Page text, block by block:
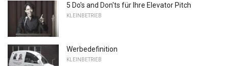
5 Do's and Don'ts für Ihre Elevator Pitch
KLEINBETRIEB
Werbedefinition
KLEINBETRIEB